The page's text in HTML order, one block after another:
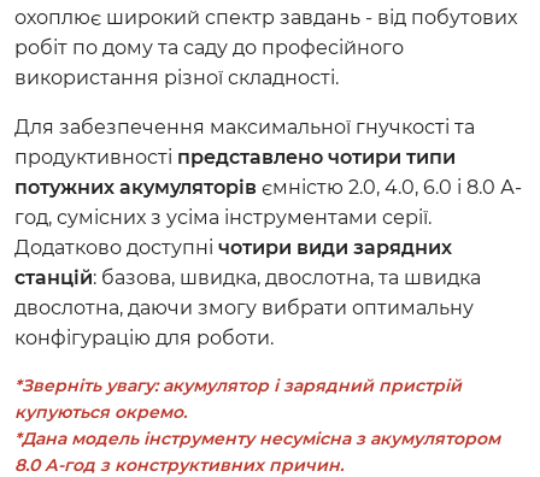
охоплює широкий спектр завдань - від побутових
робіт по дому та саду до професійного
використання різної складності.
Для забезпечення максимальної гнучкості та
продуктивності представлено чотири типи
потужних акумуляторів ємністю 2.0, 4.0, 6.0 і 8.0 А-
год, сумісних з усіма інструментами серії.
Додатково доступні чотири види зарядних
станцій: базова, швидка, двослотна, та швидка
двослотна, даючи змогу вибрати оптимальну
конфігурацію для роботи.
*Зверніть увагу: акумулятор і зарядний пристрій
купуються окремо.
*Дана модель інструменту несумісна з акумулятором
8.0 А-год з конструктивних причин.